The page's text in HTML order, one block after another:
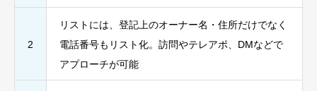
2
リストには、登記上のオーナー名・住所だけでなく
電話番号もリスト化。訪問やテレアポ、DMなどで
アプローチが可能